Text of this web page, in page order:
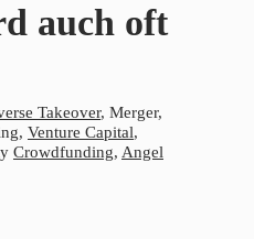
auch oft
Takeover, Merger,
Venture Capital,
Crowdfunding, Angel